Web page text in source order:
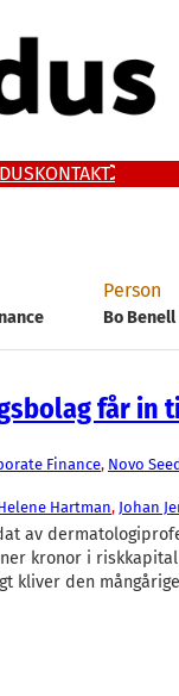
KONTAKT
Person
Bo Benell
får in
Finance, Novo
Hartman, Johan
av
kronor i
kliver den